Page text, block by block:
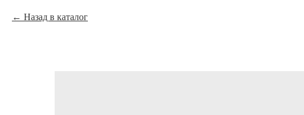
Назад в каталог